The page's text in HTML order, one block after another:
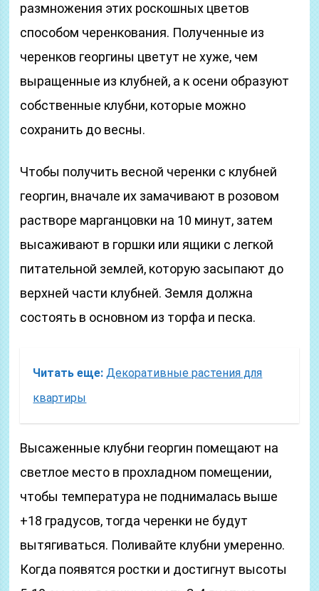
размножения этих роскошных цветов
способом черенкования. Полученные из
черенков георгины цветут не хуже, чем
выращенные из клубней, а к осени образуют
собственные клубни, которые можно
сохранить до весны.
Чтобы получить весной черенки с клубней
георгин, вначале их замачивают в розовом
растворе марганцовки на 10 минут, затем
высаживают в горшки или ящики с легкой
питательной землей, которую засыпают до
верхней части клубней. Земля должна
состоять в основном из торфа и песка.
Читать еще: Декоративные растения для
квартиры
Высаженные клубни георгин помещают на
светлое место в прохладном помещении,
чтобы температура не поднималась выше
+18 градусов, тогда черенки не будут
вытягиваться. Поливайте клубни умеренно.
Когда появятся ростки и достигнут высоты